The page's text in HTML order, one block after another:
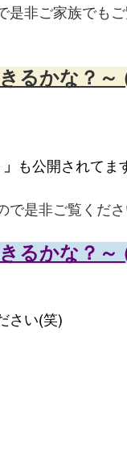
非ご家族でもご
るかな？～
」 も公開されてま
是非ご覧くださ
るかな？～
さい(笑)